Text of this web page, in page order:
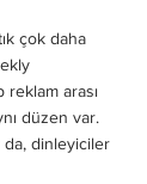
çok daha
arası
düzen var.
da, dinleyiciler